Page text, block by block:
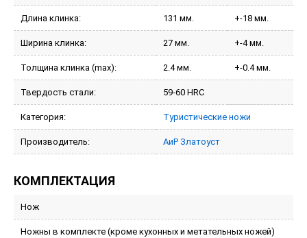
Длина клинка: 131 мм. +-18 мм.
Ширина клинка: 27 мм. +-4 мм.
Толщина клинка (max): 2.4 мм. +-0.4 мм.
Твердость стали: 59-60 HRC
Категория: Туристические ножи
Производитель: АиР Златоуст
КОМПЛЕКТАЦИЯ
Нож
Ножны в комплекте (кроме кухонных и метательных ножей)